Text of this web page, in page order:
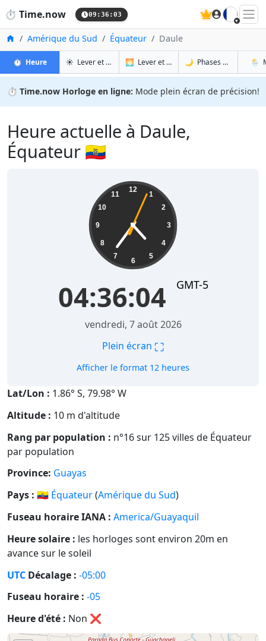
⏱️ Time.now 09:36:04 🇫🇷
Accueil
Amérique du Sud Équateur Daule
⏱️ Heureà Daule
☀️ Lever et coucher du soleil à Daule
🌅 Lever et coucher du soleil demain à
🌙 Phases de la Lune à
🌦️
⏱️ Time.now Horloge en ligne: Mode plein écran de précision!
Heure actuelle à Daule,
Équateur 🇪🇨
12
1
2
3
4
5
6
7
8
9
10
11
04:36:05 GMT-5
vendredi, 7 août 2026
Plein écran ⛶
Afficher le format 12 heures
Lat/Lon : 1.86° S, 79.98° W
Altitude : 10 m d'altitude
Rang par population : n°16 sur 125 villes de Équateur
par population
Province: Guayas
Pays : 🇪🇨 Équateur(Amérique du Sud)
Fuseau horaire IANA : America/Guayaquil
Heure solaire : les horloges sont environ 20m en
avance sur le soleil
UTC Décalage : -05:00
Fuseau horaire : -05
Heure d'été : Non ❌